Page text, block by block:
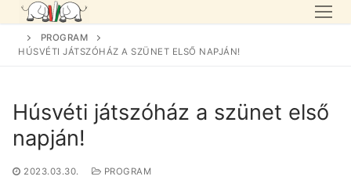
Skip
to
content
PROGRAM
HÚSVÉTI JÁTSZÓHÁZ A SZÜNET ELSŐ NAPJÁN!
Húsvéti játszóház a szünet első
napján!
2023.03.30. PROGRAM